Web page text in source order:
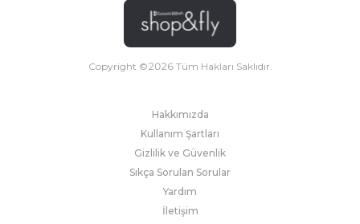
Copyright ©2026Tüm Hakları Saklıdır.
Hakkımızda
Kullanım Şartları
Gizlilik ve Güvenlik
Sıkça Sorulan Sorular
Yardım
İletişim